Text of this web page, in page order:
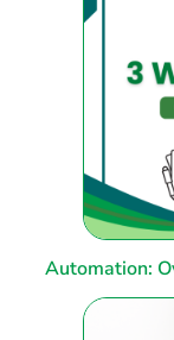
Automation: